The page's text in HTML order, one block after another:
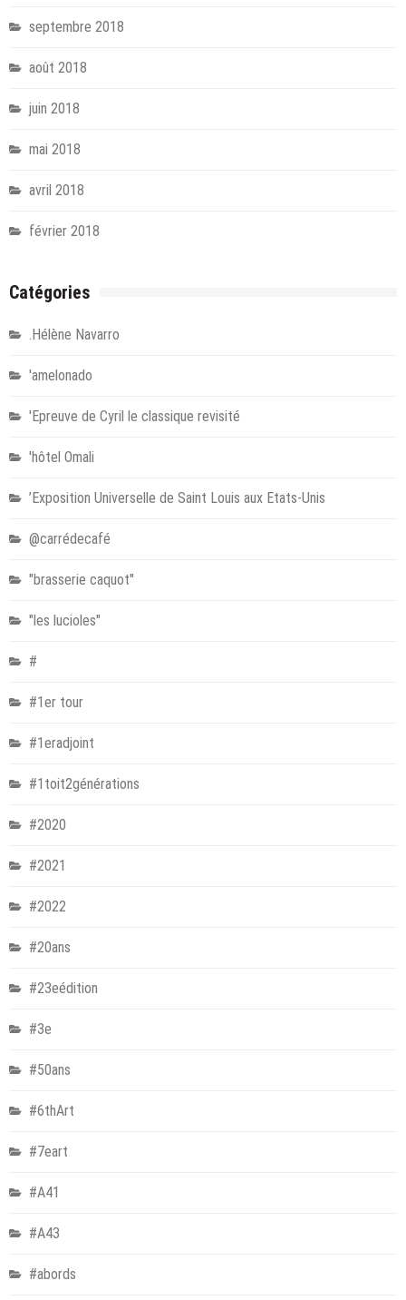
septembre 2018
août 2018
juin 2018
mai 2018
avril 2018
février 2018
Catégories
.Hélène Navarro
'amelonado
'Epreuve de Cyril le classique revisité
'hôtel Omali
’Exposition Universelle de Saint Louis aux Etats-Unis
@carrédecafé
"brasserie caquot"
"les lucioles"
#
#1er tour
#1eradjoint
#1toit2générations
#2020
#2021
#2022
#20ans
#23eédition
#3e
#50ans
#6thArt
#7eart
#A41
#A43
#abords